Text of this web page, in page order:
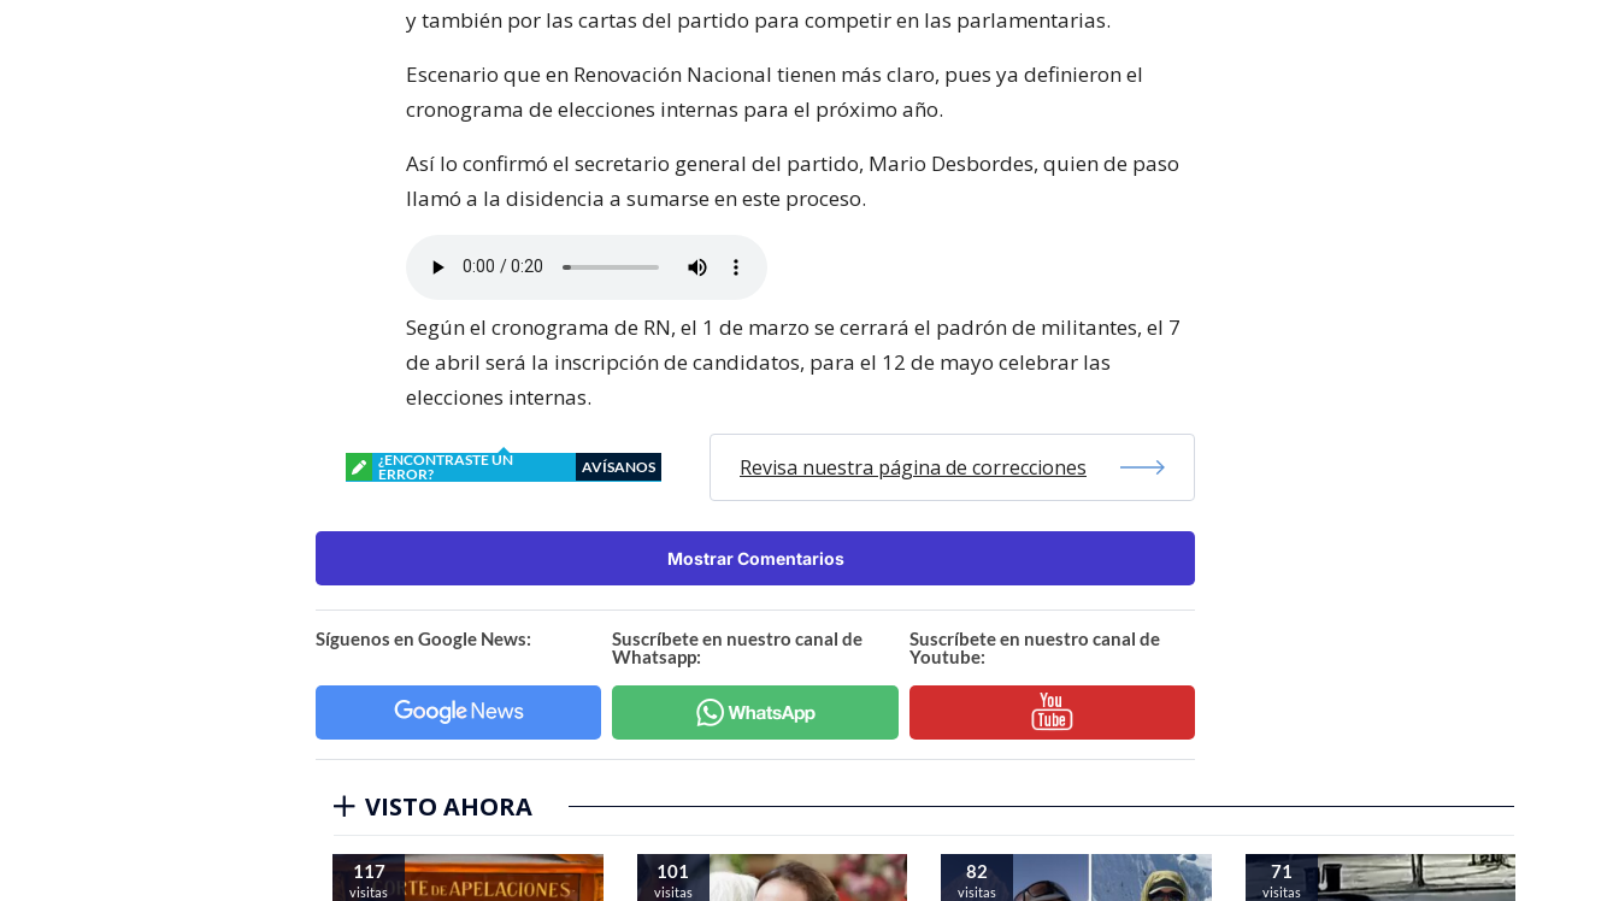
y también por las cartas del partido para competir en las parlamentarias.
Escenario que en Renovación Nacional tienen más claro, pues ya definieron el
cronograma de elecciones internas para el próximo año.
Así lo confirmó el secretario general del partido, Mario Desbordes, quien de paso
llamó a la disidencia a sumarse en este proceso.
Según el cronograma de RN, el 1 de marzo se cerrará el padrón de militantes, el 7
de abril será la inscripción de candidatos, para el 12 de mayo celebrar las
elecciones internas.
¿ENCONTRASTE UN
ERROR?
AVÍSANOS Revisa nuestra página de correcciones
Mostrar Comentarios
Síguenos en Google News:
Suscríbete en nuestro canal de
Whatsapp:
Suscríbete en nuestro canal de
Youtube:
VISTO AHORA
117
visitas
101
visitas
82
visitas
71
visitas